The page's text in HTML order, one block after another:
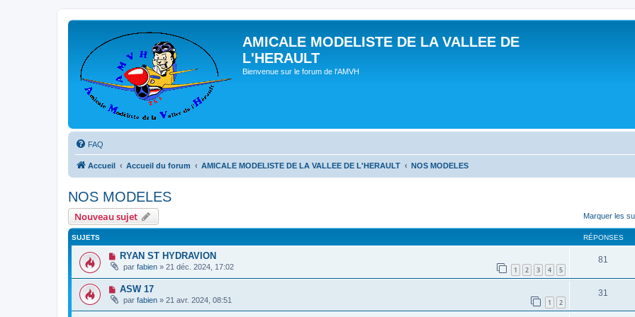
AMICALE MODELISTE DE LA VALLEE DE
L'HERAULT
Bienvenue sur le forum de l'AMVH
FAQ
Accueil Accueil du forum AMICALE MODELISTE DE LA VALLEE DE L'HERAULT NOS MODELES
NOS MODELES
Nouveau sujet Marquer les
SUJETS RÉPONSES
RYAN ST HYDRAVION
par fabien » 21 déc. 2024, 17:02 1 2 3 4 5
81
ASW 17
par fabien » 21 avr. 2024, 08:51 1 2
31